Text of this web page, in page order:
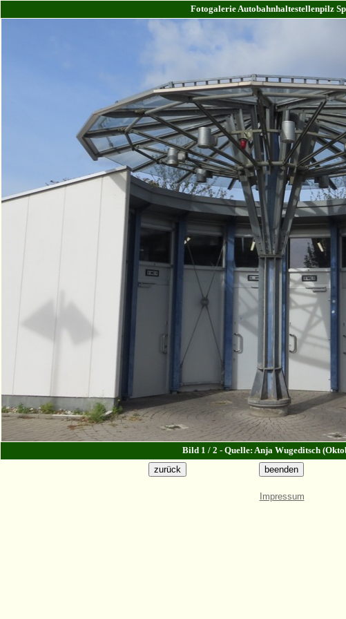
Fotogalerie Autobahnhaltestellenpilz
Bild 1 / 2 - Quelle: Anja Wugeditsch
Impressum